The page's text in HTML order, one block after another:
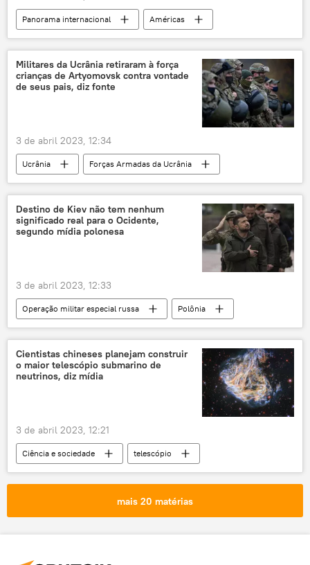
Panorama internacional
Américas
EUA
Washington
Casa Branca
Donald Trump
Joe Biden
tensão política
política
julgamento
Militares da Ucrânia retiraram à força
crianças de Artyomovsk contra vontade
de seus pais, diz fonte
3 de abril 2023, 12:34
Ucrânia
Forças Armadas da Ucrânia
militares
Artyomovsk
operação militar especial
Rússia
Operação militar especial russa
Destino de Kiev não tem nenhum
significado real para o Ocidente,
segundo mídia polonesa
3 de abril 2023, 12:33
Operação militar especial russa
Polônia
Ucrânia
Vladimir Zelensky
Volodymyr Zelensky
conflito ucraniano
Crise
crise econômica
hipocrisia
Cientistas chineses planejam construir
o maior telescópio submarino de
neutrinos, diz mídia
3 de abril 2023, 12:21
Ciência e sociedade
telescópio
submarino
neutrinos
construção naval
construção
observatório
Espaço
espaço distante
exploração do espaço
mais 20 matérias